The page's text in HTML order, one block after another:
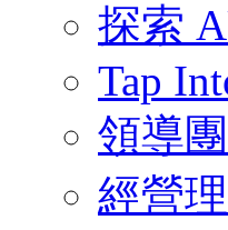
探索
Tap
領導
經營